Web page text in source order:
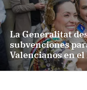
La Generalitat
subvenciones
Valencianos en